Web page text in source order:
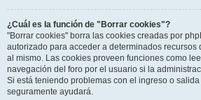
¿Cuál es la función de "Borrar cookies"?
"Borrar cookies" borra las cookies creadas por
autorizado para acceder a determinados recursos
al mismo. Las cookies proveen funciones como
navegación del foro por el usuario si la
Si está teniendo problemas con el ingreso o
seguramente ayudará.